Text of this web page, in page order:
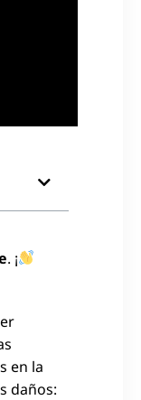
. ¡
en la
daños: